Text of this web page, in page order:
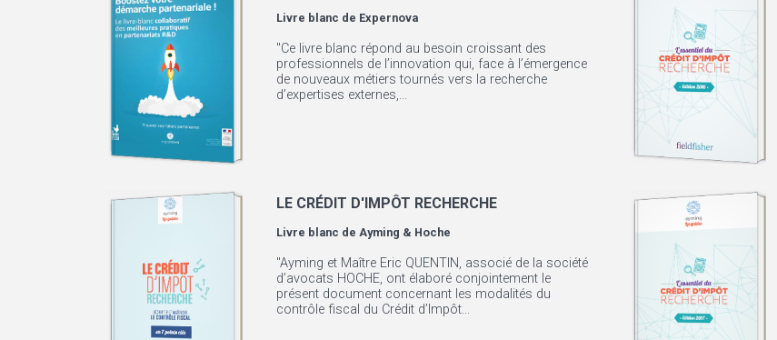
Livre blanc de Expernova
"Ce livre blanc répond au besoin croissant des
professionnels de l’innovation qui, face à l’émergence
de nouveaux métiers tournés vers la recherche
d’expertises externes,...
LE CRÉDIT D'IMPÔT RECHERCHE
Livre blanc de Ayming & Hoche
"Ayming et Maître Eric QUENTIN, associé de la société
d’avocats HOCHE, ont élaboré conjointement le
présent document concernant les modalités du
contrôle fiscal du Crédit d’Impôt...